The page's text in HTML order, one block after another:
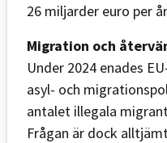
26 miljarder euro per
Migration och
Under 2024 enades
asyl- och
antalet illegala
Frågan är dock